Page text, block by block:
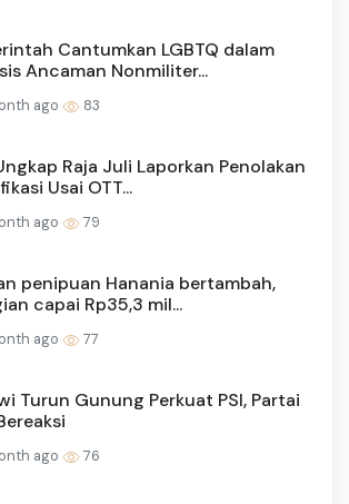
Cantumkan LGBTQ dalam
Ancaman Nonmiliter...
ago 83
Raja Juli Laporkan Penolakan
Usai OTT...
ago 79
penipuan Hanania bertambah,
capai Rp35,3 mil...
ago 77
Turun Gunung Perkuat PSI, Partai
ago 76